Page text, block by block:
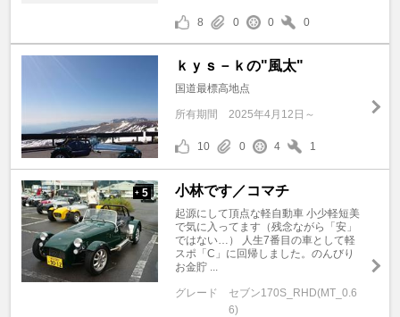
8 0 0 0
ｋｙｓ－ｋの"風太"
国道最標高地点
所有期間 2025年4月12日～
10 0 4 1
+ 5 小林です／コマチ
起源にして頂点な軽自動車 小少軽短美
で気に入ってます（残念ながら「安」
ではない…） 人生7番目の車として軽
スポ「C」に回帰しました。のんびり
お金貯 ...
グレード
セブン170S_RHD(MT_0.6
6)